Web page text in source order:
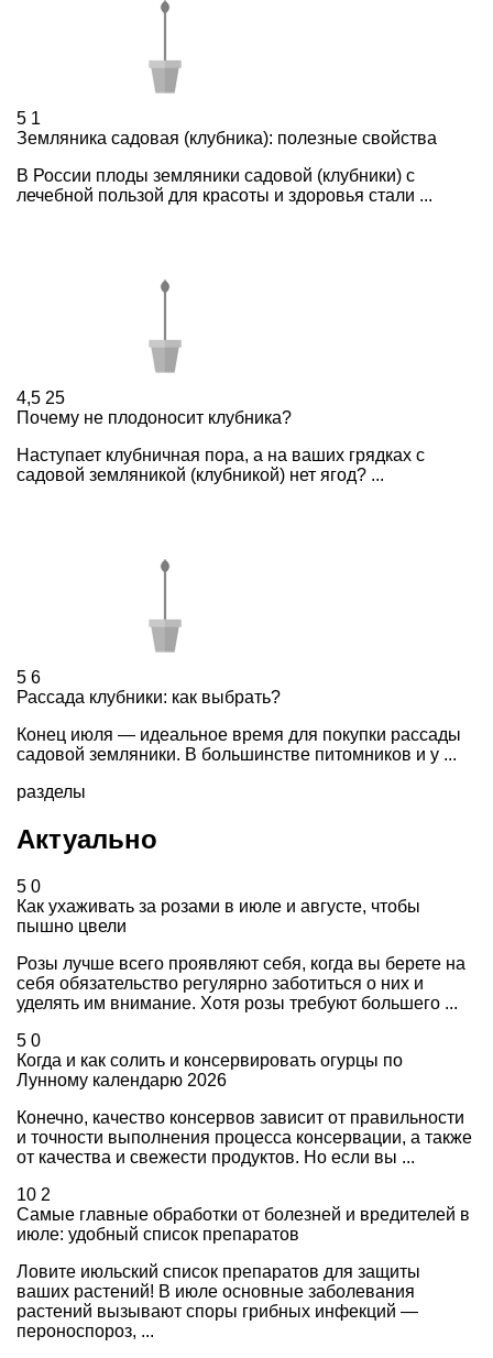
5 1
Земляника садовая (клубника): полезные свойства
В России плоды земляники садовой (клубники) с
лечебной пользой для красоты и здоровья стали ...
4,5 25
Почему не плодоносит клубника?
Наступает клубничная пора, а на ваших грядках с
садовой земляникой (клубникой) нет ягод? ...
5 6
Рассада клубники: как выбрать?
Конец июля — идеальное время для покупки рассады
садовой земляники. В большинстве питомников и у ...
разделы
Актуально
5 0
Как ухаживать за розами в июле и августе, чтобы
пышно цвели
Розы лучше всего проявляют себя, когда вы берете на
себя обязательство регулярно заботиться о них и
уделять им внимание. Хотя розы требуют большего ...
5 0
Когда и как солить и консервировать огурцы по
Лунному календарю 2026
Конечно, качество консервов зависит от правильности
и точности выполнения процесса консервации, а также
от качества и свежести продуктов. Но если вы ...
10 2
Самые главные обработки от болезней и вредителей в
июле: удобный список препаратов
Ловите июльский список препаратов для защиты
ваших растений! В июле основные заболевания
растений вызывают споры грибных инфекций —
пероноспороз, ...